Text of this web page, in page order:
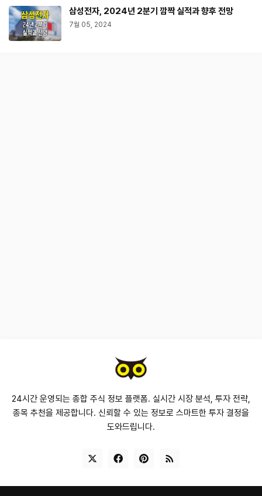
삼성전자, 2024년 2분기 깜짝 실적과 향후 전망
7월 05, 2024
24시간 운영되는 종합 주식 정보 플랫폼. 실시간 시장 분석, 투자 전략,
종목 추천을 제공합니다. 신뢰할 수 있는 정보로 스마트한 투자 결정을
도와드립니다.